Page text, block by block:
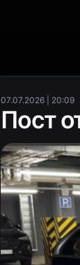
07.07.2026 | 20:09
Пост